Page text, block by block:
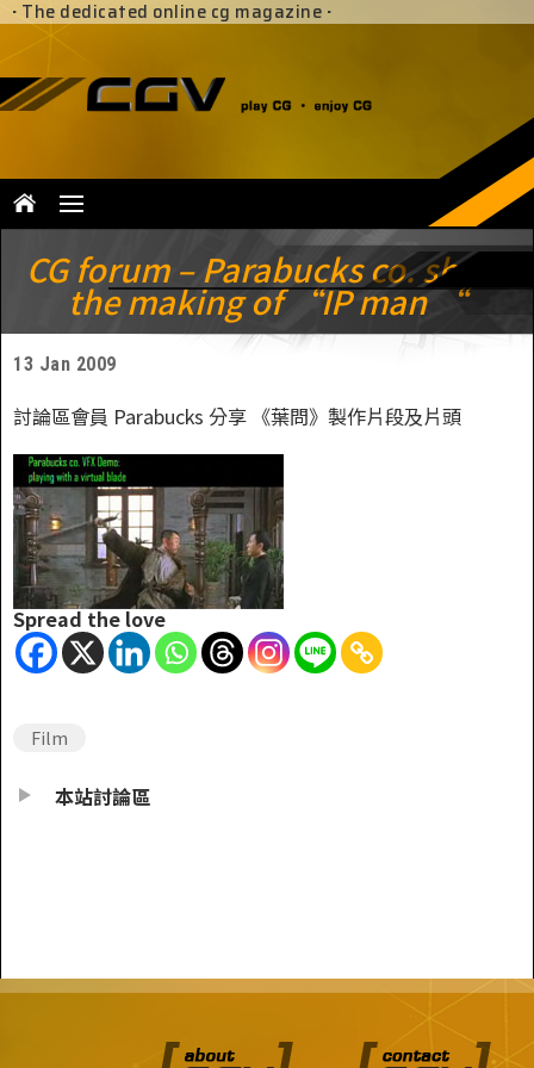
· The dedicated online cg magazine ·
CG forum – Parabucks co. share
the making of “IP man “
13 Jan 2009
討論區會員 Parabucks 分享 《葉問》製作片段及片頭
Spread the love
Film
本站討論區